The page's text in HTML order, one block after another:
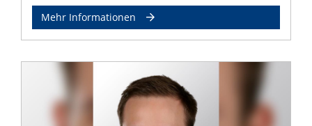
Mehr Informationen